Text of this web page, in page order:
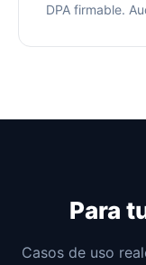
DPA firmable.
Para
Casos de uso